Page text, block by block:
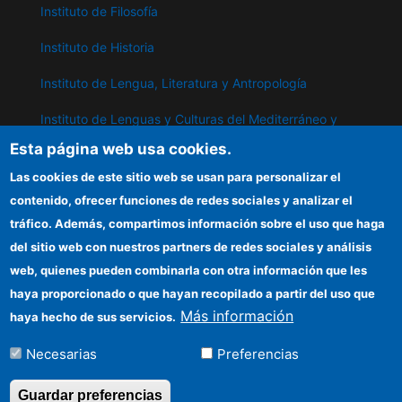
Instituto de Filosofía
Instituto de Historia
Instituto de Lengua, Literatura y Antropología
Instituto de Lenguas y Culturas del Mediterráneo y
Instituto de Políticas y Bienes Públicos
IPP
Sede electrónica CSIC
Información para proveedores
Organismos financiadores
Cómo llegar
Esta página web usa cookies.
Las cookies de este sitio web se usan para personalizar el
contenido, ofrecer funciones de redes sociales y analizar el
tráfico. Además, compartimos información sobre el uso que haga
del sitio web con nuestros partners de redes sociales y análisis
web, quienes pueden combinarla con otra información que les
haya proporcionado o que hayan recopilado a partir del uso que
haya hecho de sus servicios. Más información
Necesarias Preferencias
Guardar preferencias